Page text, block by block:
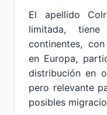
El apellido
limitada,
continentes,
en Europa,
distribución en
pero relevante
posibles